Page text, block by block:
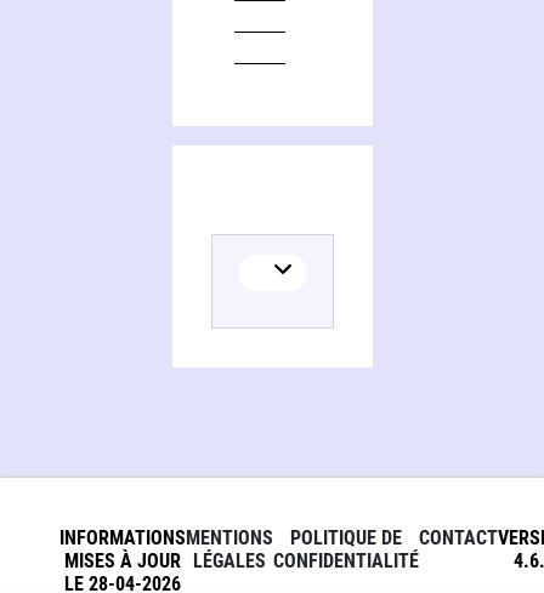
INFORMATIONS
MISES À JOUR
LE 28-04-2026
MENTIONS
LÉGALES
POLITIQUE DE
CONFIDENTIALITÉ
CONTACT